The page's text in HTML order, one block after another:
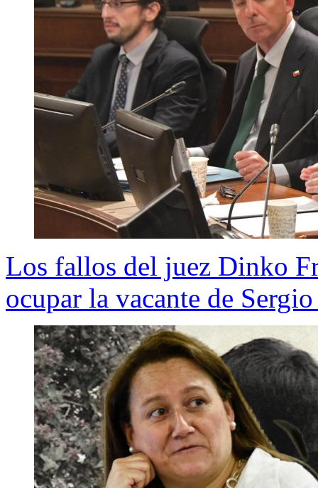
Los fallos del juez Dinko
ocupar la vacante de